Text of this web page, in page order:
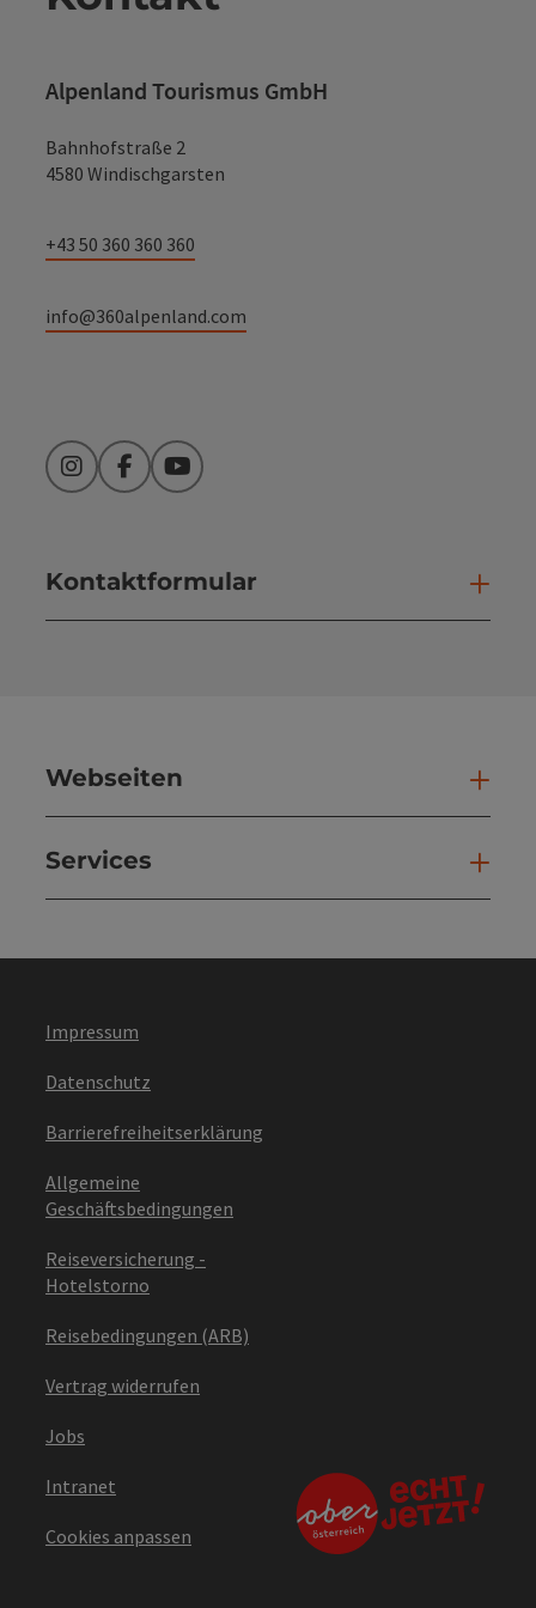
Alpenland Tourismus GmbH
Bahnhofstraße 2
4580 Windischgarsten
+43 50 360 360 360
info@360alpenland.com
InstagramFacebookYouTube
Kontaktformular
Webseiten
Services
Impressum
Datenschutz
Barrierefreiheitserklärung
Allgemeine
Geschäftsbedingungen
Reiseversicherung -
Hotelstorno
Reisebedingungen (ARB)
Vertrag widerrufen
Jobs
Intranet
Cookies anpassen